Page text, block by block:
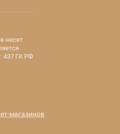
несет
437 ГК РФ
магазинов